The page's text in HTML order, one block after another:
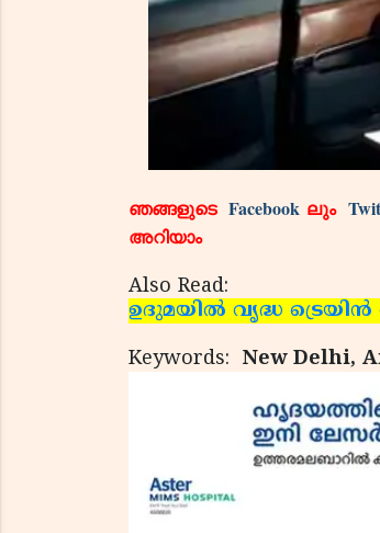
ഞങ്ങളുടെ Facebook ലും
അറിയാം
Also Read:
ഉദുമയില്‍ വൃദ്ധ ട്രെയിന്‍
Keywords: New Delhi,